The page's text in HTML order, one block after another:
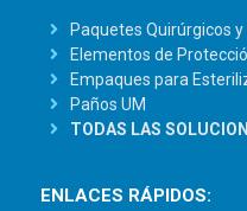
Paquetes Quirúrgicos
Elementos de
Empaques para
Paños UM
TODAS LAS
ENLACES RÁPIDOS: